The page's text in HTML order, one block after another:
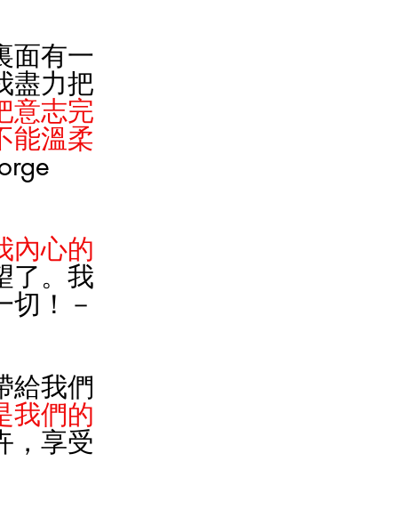
面有一
盡力把
意志完
能溫柔
內心的
了。我
切！－
給我們
我們的
，享受